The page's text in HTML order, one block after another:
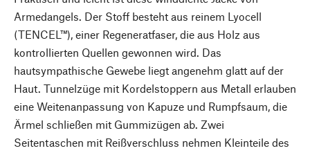
Armedangels. Der Stoff besteht aus reinem Lyocell
(TENCEL™), einer Regeneratfaser, die aus Holz aus
kontrollierten Quellen gewonnen wird. Das
hautsympathische Gewebe liegt angenehm glatt auf der
Haut. Tunnelzüge mit Kordelstoppern aus Metall erlauben
eine Weitenanpassung von Kapuze und Rumpfsaum, die
Ärmel schließen mit Gummizügen ab. Zwei
Seitentaschen mit Reißverschluss nehmen Kleinteile des